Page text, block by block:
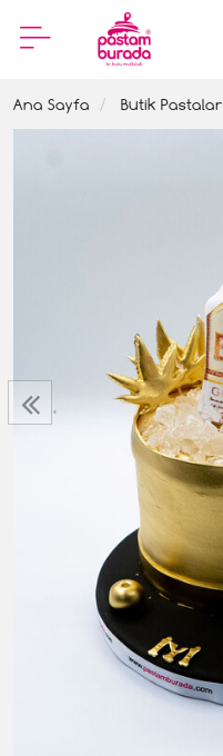
Ana Sayfa Butik Pastalar
‹